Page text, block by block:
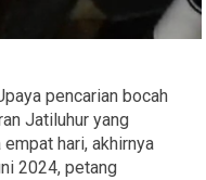
pencarian bocah
Jatiluhur yang
hari, akhirnya
2024, petang